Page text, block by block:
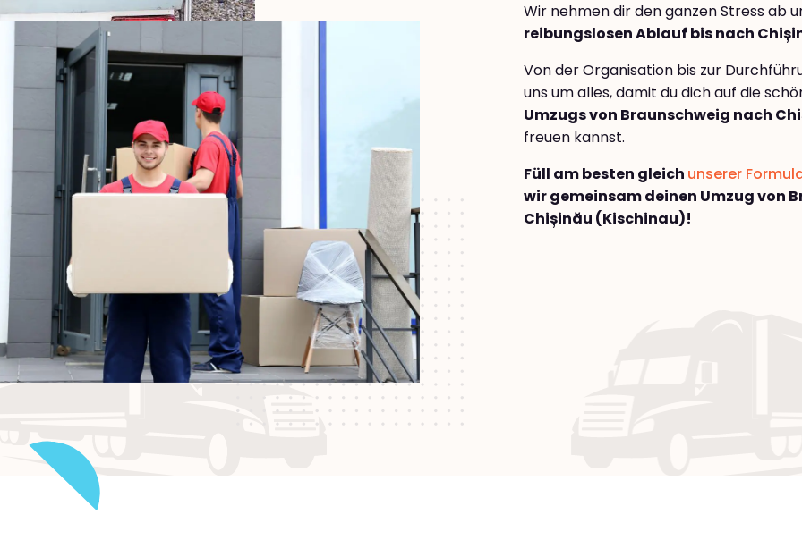
Wir nehmen dir den ganzen Stress ab
reibungslosen Ablauf bis nach
Von der Organisation bis zur
uns um alles, damit du dich auf die
Umzugs von Braunschweig nach
freuen kannst.
Füll am besten gleich unserer
wir gemeinsam deinen Umzug von
Chișinău (Kischinau)!